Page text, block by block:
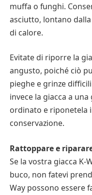
muffa o funghi.
asciutto, lontano
di calore.
Evitate di riporre la
angusto, poiché ciò
pieghe e grinze
invece la giacca a
ordinato e riponetela
conservazione.
Rattoppare e
Se la vostra giacca K-
buco, non fatevi
Way possono essere